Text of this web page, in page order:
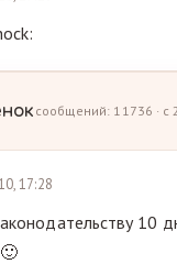
сообщений: 11736 · с
17:28
10